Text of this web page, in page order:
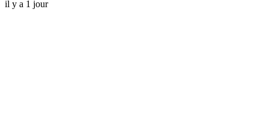
il y a 1 jour